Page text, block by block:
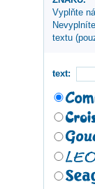
Vyplňte
textu
text: